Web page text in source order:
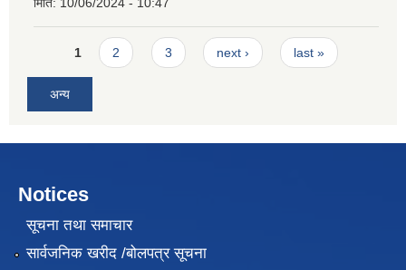
मिति: 10/06/2024 - 10:47
Pages
1 2 3 next › last »
अन्य
Notices
सूचना तथा समाचार
सार्वजनिक खरीद /बोलपत्र सूचना